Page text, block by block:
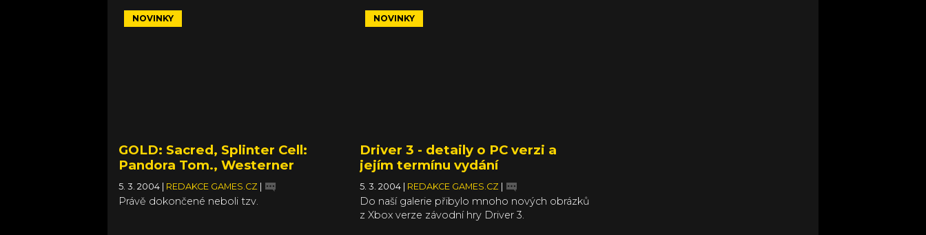
NOVINKY
GOLD: Sacred, Splinter Cell:
Pandora Tom., Westerner
5. 3. 2004 REDAKCE GAMES.CZ
Právě dokončené neboli tzv.
NOVINKY
Driver 3 - detaily o PC verzi a
jejím termínu vydání
5. 3. 2004 REDAKCE GAMES.CZ
Do naší galerie přibylo mnoho nových obrázků
z Xbox verze závodní hry Driver 3.